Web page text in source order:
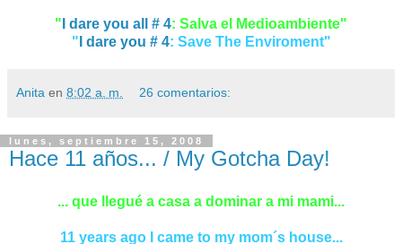
" I dare you all # 4: Salva el Medioambiente"
" I dare you # 4: Save The Enviroment"
Anita en 8:02 a. m. 26 comentarios:
lunes, septiembre 15, 2008
Hace 11 años... / My Gotcha Day!
... que llegué a casa a dominar a mi mami...
11 years ago I came to my mom´s house...